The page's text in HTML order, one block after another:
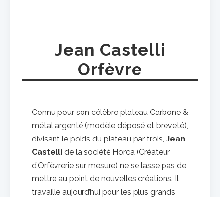
Jean Castelli
Orfèvre
Connu pour son célèbre plateau Carbone &
métal argenté (modèle déposé et breveté),
divisant le poids du plateau par trois, Jean
Castelli de la société Horca (Créateur
d’Orfèvrerie sur mesure) ne se lasse pas de
mettre au point de nouvelles créations. Il
travaille aujourd’hui pour les plus grands